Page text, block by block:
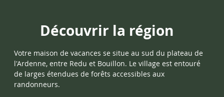
Découvrir la région
Votre maison de vacances se situe au sud du plateau de
l'Ardenne, entre Redu et Bouillon. Le village est entouré
de larges étendues de forêts accessibles aux
randonneurs.